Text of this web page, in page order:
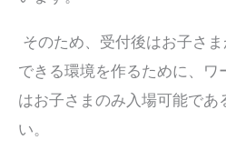
そのため、受付後はお子さ
できる環境を作るために、ワ
はお子さまのみ入場可能であ
い。